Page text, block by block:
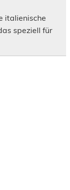
italienische
speziell für